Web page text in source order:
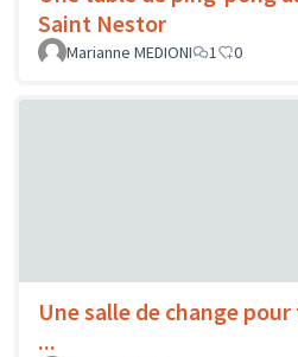
Saint Nestor
Marianne MEDIONI
1 0
Une salle de change
...